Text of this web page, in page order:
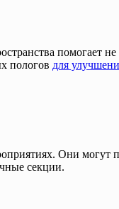
помогает не
пологов для
Они могут
секции.